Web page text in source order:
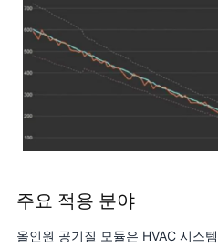
주요 적용 분야
올인원 공기질 모듈은 HVAC 시스